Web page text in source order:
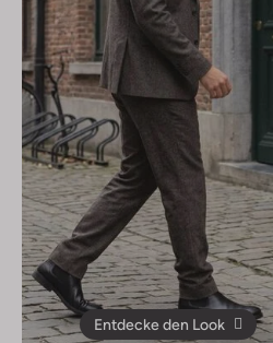
Entdecke den Look